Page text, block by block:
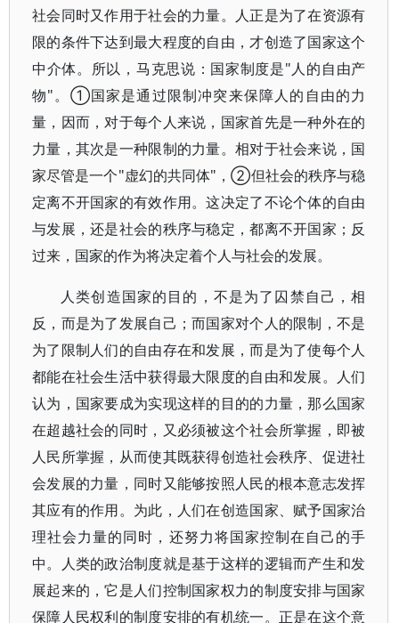
社会同时又作用于社会的力量。人正是为了在资源有
限的条件下达到最大程度的自由，才创造了国家这个
中介体。所以，马克思说：国家制度是"人的自由产
物"。①国家是通过限制冲突来保障人的自由的力
量，因而，对于每个人来说，国家首先是一种外在的
力量，其次是一种限制的力量。相对于社会来说，国
家尽管是一个"虚幻的共同体"，②但社会的秩序与稳
定离不开国家的有效作用。这决定了不论个体的自由
与发展，还是社会的秩序与稳定，都离不开国家；反
过来，国家的作为将决定着个人与社会的发展。
人类创造国家的目的，不是为了囚禁自己，相
反，而是为了发展自己；而国家对个人的限制，不是
为了限制人们的自由存在和发展，而是为了使每个人
都能在社会生活中获得最大限度的自由和发展。人们
认为，国家要成为实现这样的目的的力量，那么国家
在超越社会的同时，又必须被这个社会所掌握，即被
人民所掌握，从而使其既获得创造社会秩序、促进社
会发展的力量，同时又能够按照人民的根本意志发挥
其应有的作用。为此，人们在创造国家、赋予国家治
理社会力量的同时，还努力将国家控制在自己的手
中。人类的政治制度就是基于这样的逻辑而产生和发
展起来的，它是人们控制国家权力的制度安排与国家
保障人民权利的制度安排的有机统一。正是在这个意